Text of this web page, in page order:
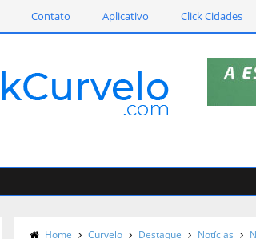
Contato Aplicativo Click Cidades
Home Curvelo Destaque Notícias